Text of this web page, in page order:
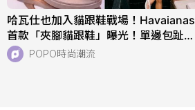
哈瓦仕也加入貓跟鞋戰場！Havaianas
首款「夾腳貓跟鞋」曝光！單邊包趾超
好看、一亮相就爆紅！
POPO時尚潮流